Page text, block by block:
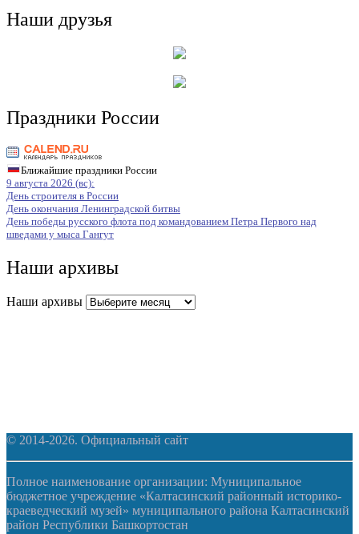
Наши друзья
Праздники России
Ближайшие праздники России
9 августа 2026 (вс):
День строителя в России
День окончания Ленинградской битвы
День победы русского флота под командованием Петра Первого над
шведами у мыса Гангут
Наши архивы
Наши архивы
© 2014-2026. Официальный сайт
Полное наименование организации: Муниципальное
бюджетное учреждение «Калтасинский районный историко-
краеведческий музей» муниципального района Калтасинский
район Республики Башкортостан